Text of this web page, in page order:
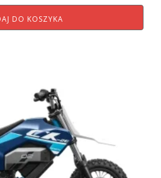
DO KOSZYKA